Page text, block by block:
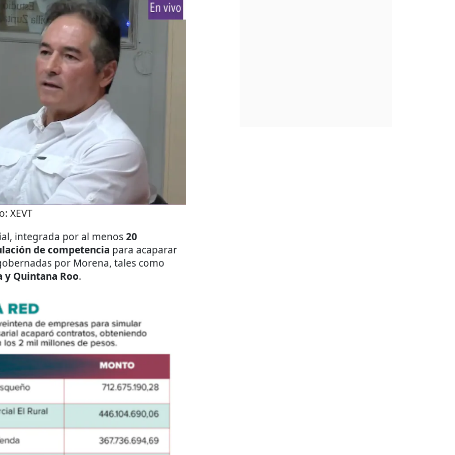
XEVT
integrada por al menos20
de competencia para acaparar
por Morena, tales como
y Quintana Roo.